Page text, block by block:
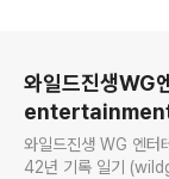
와일드진생WG
와일드진생 WG 엔터
42년 기록 일기